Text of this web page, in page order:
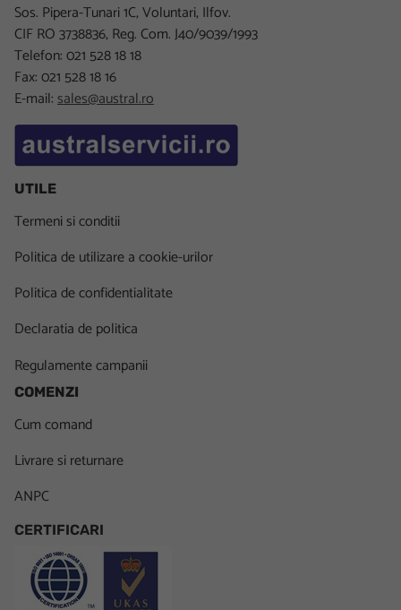
Sos. Pipera-Tunari 1C, Voluntari, Ilfov.
CIF RO 3738836, Reg. Com. J40/9039/1993
Telefon: 021 528 18 18
Fax: 021 528 18 16
E-mail:sales@austral.ro
UTILE
Termeni si conditii
Politica de utilizare a cookie-urilor
Politica de confidentialitate
Declaratia de politica
Regulamente campanii
COMENZI
Cum comand
Livrare si returnare
ANPC
CERTIFICARI